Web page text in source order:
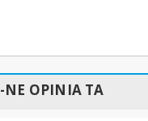
NE OPINIA TA